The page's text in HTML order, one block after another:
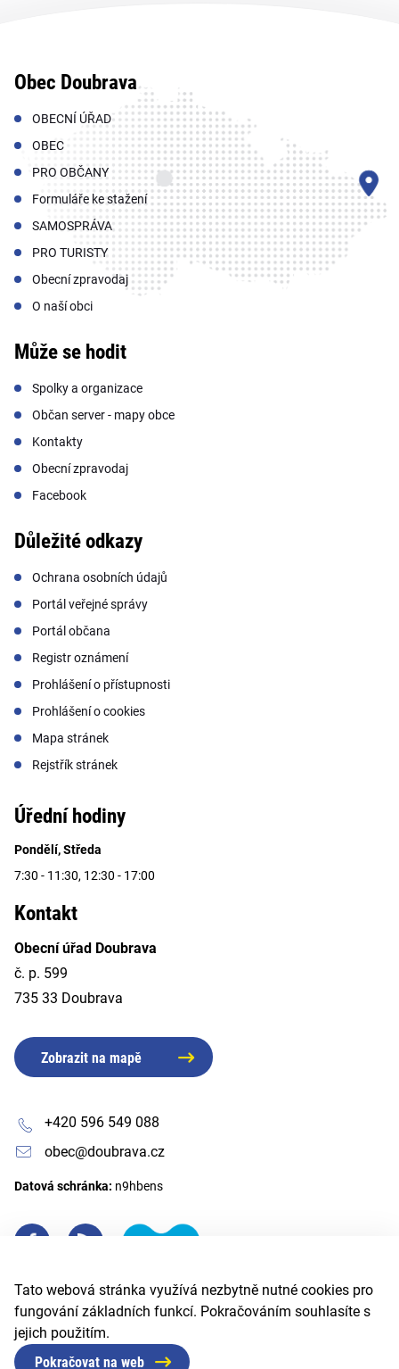
Tato webová stránka využívá nezbytně nutné cookies pro
fungování základních funkcí. Pokračováním souhlasíte s
jejich použitím.
Pokračovat na web
Obec Doubrava
OBECNÍ ÚŘAD
OBEC
PRO OBČANY
Formuláře ke stažení
SAMOSPRÁVA
PRO TURISTY
Obecní zpravodaj
O naší obci
Může se hodit
Spolky a organizace
Občan server - mapy obce
Kontakty
Obecní zpravodaj
Facebook
Důležité odkazy
Ochrana osobních údajů
Portál veřejné správy
Portál občana
Registr oznámení
Prohlášení o přístupnosti
Prohlášení o cookies
Mapa stránek
Rejstřík stránek
Úřední hodiny
Pondělí, Středa
7:30 - 11:30, 12:30 - 17:00
Kontakt
Obecní úřad Doubrava
č. p. 599
735 33 Doubrava
Zobrazit na mapě
+420 596 549 088
obec@doubrava.cz
Datová schránka: n9hbens
© 2026 Obec Doubrava